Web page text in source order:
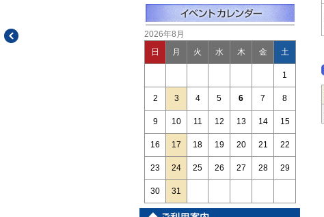
2026年8月
日 月 火 水 木 金 土
1
2 3 4 5 6 7 8
9 10 11 12 13 14 15
16 17 18 19 20 21 22
23 24 25 26 27 28 29
30 31